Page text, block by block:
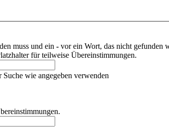
muss und ein - vor ein Wort, das nicht gefunden
für teilweise Übereinstimmungen.
wie angegeben verwenden